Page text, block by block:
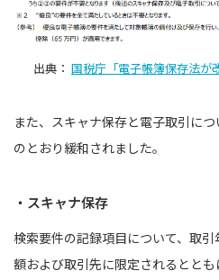
出典： 国税庁「電子帳簿保存法が
また、スキャナ保存と電子取引に
のとおり緩和されました。
・スキャナ保存
検索要件の記録項目について、取
額および取引先に限定されるとと